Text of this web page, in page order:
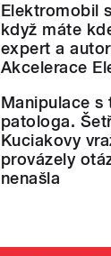
Elektromobil
když máte
expert a
Akcelerace
Manipulace s
patologa.
Kuciakovy
provázely
nenašla